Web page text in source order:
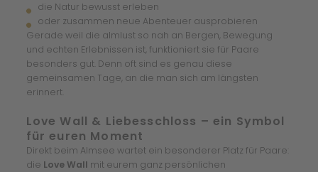
die Natur bewusst erleben
oder zusammen neue Abenteuer ausprobieren
Gerade weil die almlust so nah an Bergen, Bewegung
und echten Erlebnissen ist, funktioniert sie für Paare
besonders gut. Denn oft sind es genau diese
gemeinsamen Tage, an die man sich am längsten
erinnert.
Love Wall & Liebesschloss – ein Symbol
für euren Moment
Direkt beim Almsee wartet ein besonderer Platz für Paare:
die Love Wall mit eurem ganz persönlichen